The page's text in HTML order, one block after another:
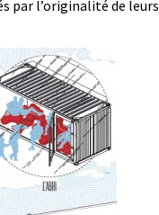
par l’originalité de leurs